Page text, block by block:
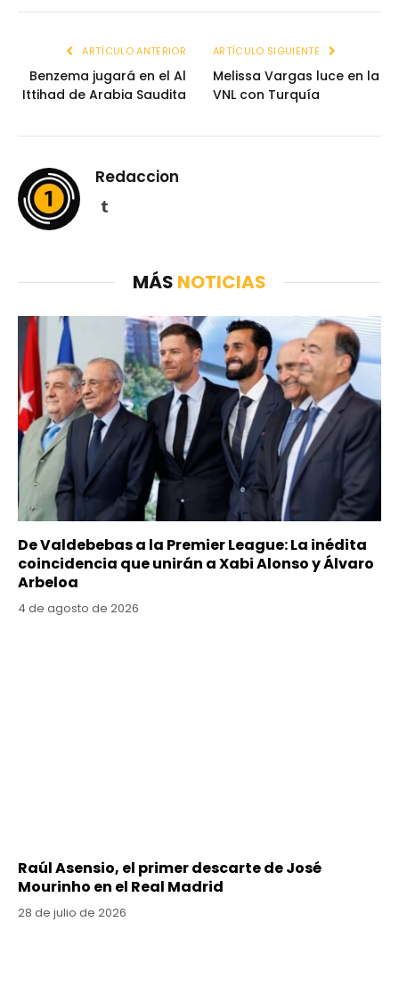
ARTÍCULO ANTERIOR
Benzema jugará en el Al
Ittihad de Arabia Saudita
ARTÍCULO SIGUIENTE
Melissa Vargas luce en la
VNL con Turquía
Redaccion
Tumblr
MÁS NOTICIAS
De Valdebebas a la Premier League: La inédita
coincidencia que unirán a Xabi Alonso y Álvaro
Arbeloa
4 de agosto de 2026
Raúl Asensio, el primer descarte de José
Mourinho en el Real Madrid
28 de julio de 2026